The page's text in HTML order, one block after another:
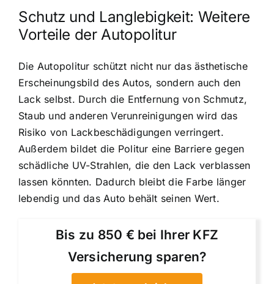
Schutz und Langlebigkeit: Weitere
Vorteile der Autopolitur
Die Autopolitur schützt nicht nur das ästhetische
Erscheinungsbild des Autos, sondern auch den
Lack selbst. Durch die Entfernung von Schmutz,
Staub und anderen Verunreinigungen wird das
Risiko von Lackbeschädigungen verringert.
Außerdem bildet die Politur eine Barriere gegen
schädliche UV-Strahlen, die den Lack verblassen
lassen könnten. Dadurch bleibt die Farbe länger
lebendig und das Auto behält seinen Wert.
Bis zu 850 € bei Ihrer KFZ
Versicherung sparen?